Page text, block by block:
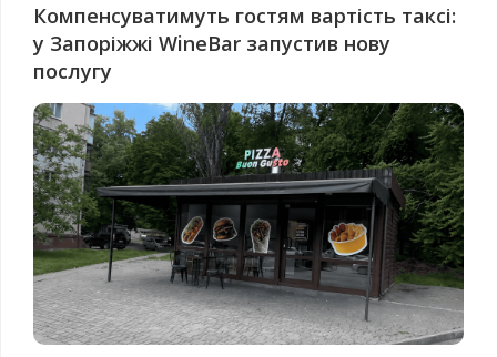
Компенсуватимуть гостям вартість таксі:
у Запоріжжі WineBar запустив нову
послугу